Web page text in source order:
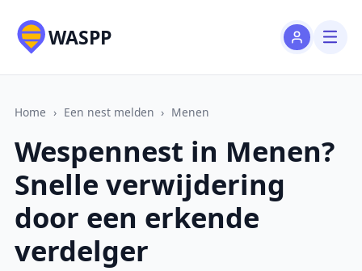
WASPP
Home › Een nest melden › Menen
Wespennest in Menen?
Snelle verwijdering
door een erkende
verdelger